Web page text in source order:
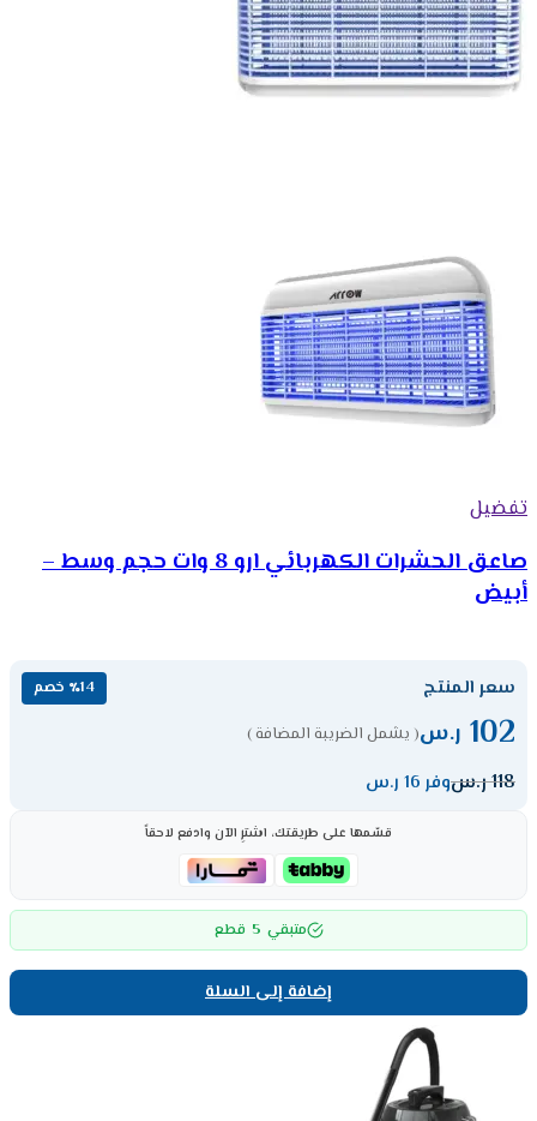
تفضيل
صاعق الحشرات الكهربائي ارو 8 وات حجم وسط –
أبيض
سعر المنتج ٪14 خصم
102 ر.س( يشمل الضريبة المضافة )
118ر.سوفر 16 ر.س
قسّمها على طريقتك، اشترِ الآن وادفع لاحقاً
متبقي 5 قطع
إضافة إلى السلة